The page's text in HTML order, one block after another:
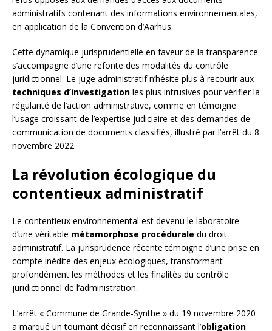
administratifs contenant des informations environnementales,
en application de la Convention d’Aarhus.
Cette dynamique jurisprudentielle en faveur de la transparence
s’accompagne d’une refonte des modalités du contrôle
juridictionnel. Le juge administratif n’hésite plus à recourir aux
techniques d’investigation les plus intrusives pour vérifier la
régularité de l’action administrative, comme en témoigne
l’usage croissant de l’expertise judiciaire et des demandes de
communication de documents classifiés, illustré par l’arrêt du 8
novembre 2022.
La révolution écologique du
contentieux administratif
Le contentieux environnemental est devenu le laboratoire
d’une véritable métamorphose procédurale du droit
administratif. La jurisprudence récente témoigne d’une prise en
compte inédite des enjeux écologiques, transformant
profondément les méthodes et les finalités du contrôle
juridictionnel de l’administration.
L’arrêt « Commune de Grande-Synthe » du 19 novembre 2020
a marqué un tournant décisif en reconnaissant l’obligation